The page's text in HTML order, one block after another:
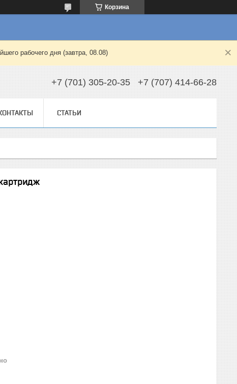
Корзина
рабочего дня (завтра, 08.08)
+7 (701) 305-20-35 +7 (707) 414-66-28
СТАТЬИ